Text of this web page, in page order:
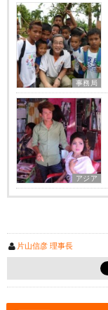
事務局
アジア
片山信彦 理事長